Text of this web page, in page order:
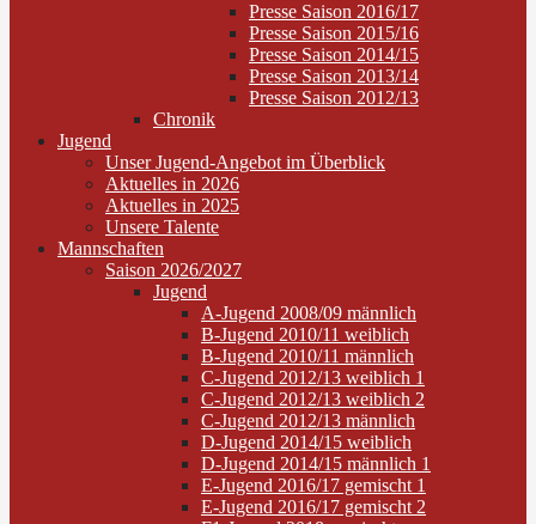
Presse Saison 2016/17
Presse Saison 2015/16
Presse Saison 2014/15
Presse Saison 2013/14
Presse Saison 2012/13
Chronik
Jugend
Unser Jugend-Angebot im Überblick
Aktuelles in 2026
Aktuelles in 2025
Unsere Talente
Mannschaften
Saison 2026/2027
Jugend
A-Jugend 2008/09 männlich
B-Jugend 2010/11 weiblich
B-Jugend 2010/11 männlich
C-Jugend 2012/13 weiblich 1
C-Jugend 2012/13 weiblich 2
C-Jugend 2012/13 männlich
D-Jugend 2014/15 weiblich
D-Jugend 2014/15 männlich 1
E-Jugend 2016/17 gemischt 1
E-Jugend 2016/17 gemischt 2